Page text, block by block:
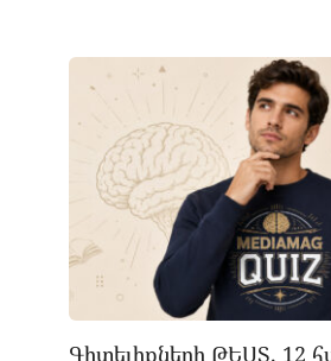
Գիտելիքների ԹԵՍՏ. 12